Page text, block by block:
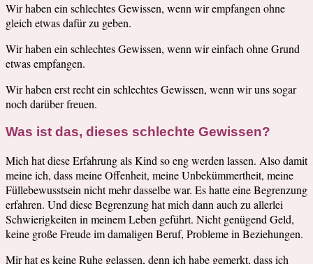
Wir haben ein schlechtes Gewissen, wenn wir empfangen ohne
gleich etwas dafür zu geben.
Wir haben ein schlechtes Gewissen, wenn wir einfach ohne Grund
etwas empfangen.
Wir haben erst recht ein schlechtes Gewissen, wenn wir uns sogar
noch darüber freuen.
Was ist das, dieses schlechte Gewissen?
Mich hat diese Erfahrung als Kind so eng werden lassen. Also damit
meine ich, dass meine Offenheit, meine Unbekümmertheit, meine
Füllebewusstsein nicht mehr dasselbe war. Es hatte eine Begrenzung
erfahren. Und diese Begrenzung hat mich dann auch zu allerlei
Schwierigkeiten in meinem Leben geführt. Nicht genügend Geld,
keine große Freude im damaligen Beruf, Probleme in Beziehungen.
Mir hat es keine Ruhe gelassen, denn ich habe gemerkt, dass ich